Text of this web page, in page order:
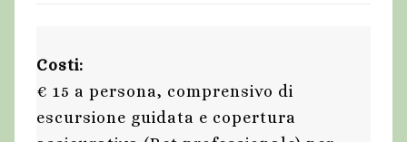
Costi:
€ 15 a persona, comprensivo di
escursione guidata e copertura